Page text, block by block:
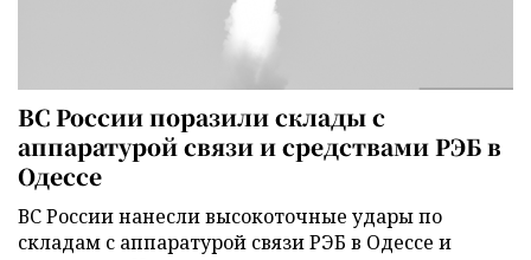
ВС России поразили склады с
аппаратурой связи и средствами РЭБ в
Одессе
ВС России нанесли высокоточные удары по
складам с аппаратурой связи РЭБ в Одессе и